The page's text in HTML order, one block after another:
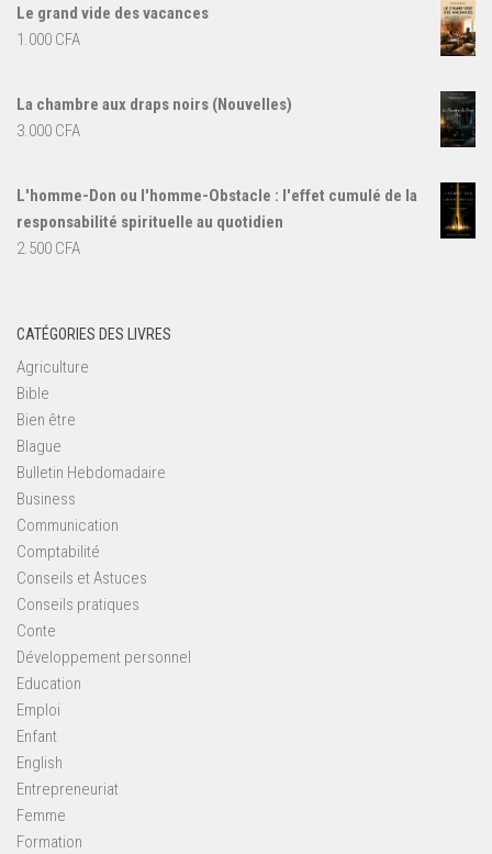
Le grand vide des vacances
1.000 CFA
La chambre aux draps noirs (Nouvelles)
3.000 CFA
L'homme-Don ou l'homme-Obstacle : l'effet cumulé de la
responsabilité spirituelle au quotidien
2.500 CFA
CATÉGORIES DES LIVRES
Agriculture
Bible
Bien être
Blague
Bulletin Hebdomadaire
Business
Communication
Comptabilité
Conseils et Astuces
Conseils pratiques
Conte
Développement personnel
Education
Emploi
Enfant
English
Entrepreneuriat
Femme
Formation